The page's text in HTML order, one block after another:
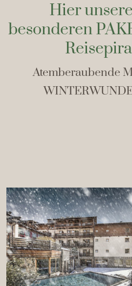
Hier
besonderen
Atemberaubende